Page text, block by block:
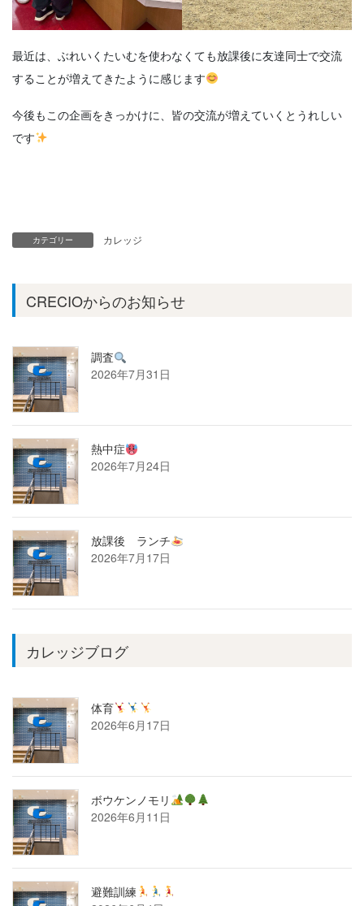
最近は、ぶれいくたいむを使わなくても放課後に友達同士で交流
することが増えてきたように感じます
今後もこの企画をきっかけに、皆の交流が増えていくとうれしい
です
カテゴリー カレッジ
CRECIOからのお知らせ
調査
2026年7月31日
熱中症
2026年7月24日
放課後 ランチ
2026年7月17日
カレッジブログ
体育
2026年6月17日
ボウケンノモリ
2026年6月11日
避難訓練